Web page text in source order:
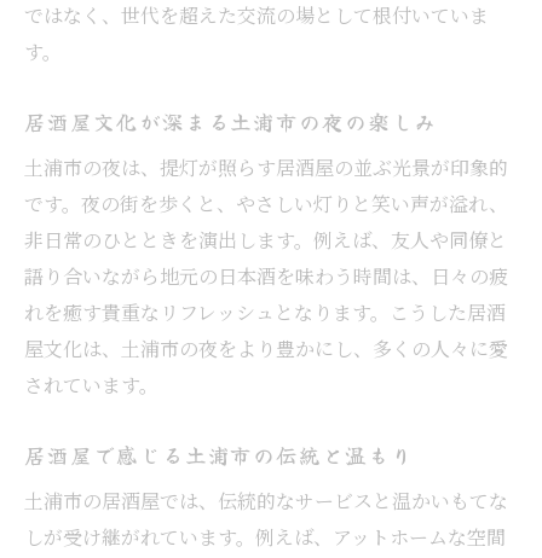
ではなく、世代を超えた交流の場として根付いていま
す。
居酒屋文化が深まる土浦市の夜の楽しみ
土浦市の夜は、提灯が照らす居酒屋の並ぶ光景が印象的
です。夜の街を歩くと、やさしい灯りと笑い声が溢れ、
非日常のひとときを演出します。例えば、友人や同僚と
語り合いながら地元の日本酒を味わう時間は、日々の疲
れを癒す貴重なリフレッシュとなります。こうした居酒
屋文化は、土浦市の夜をより豊かにし、多くの人々に愛
されています。
居酒屋で感じる土浦市の伝統と温もり
土浦市の居酒屋では、伝統的なサービスと温かいもてな
しが受け継がれています。例えば、アットホームな空間